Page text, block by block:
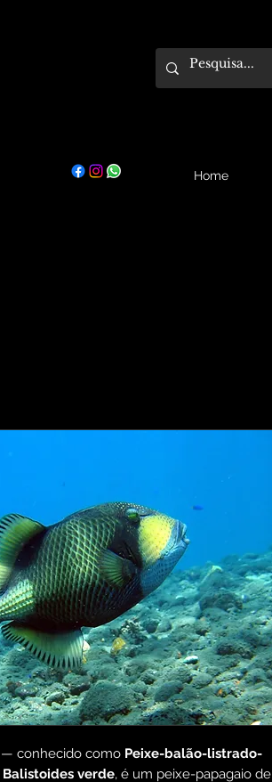
Home
— conhecido como Peixe-balão-listrado-
Balistoides verde, é um peixe-papagaio de